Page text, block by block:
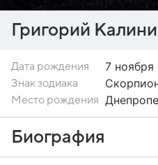
Григорий
Дата рождения 7 ноября
Знак зодиака
Место рождения
Биография